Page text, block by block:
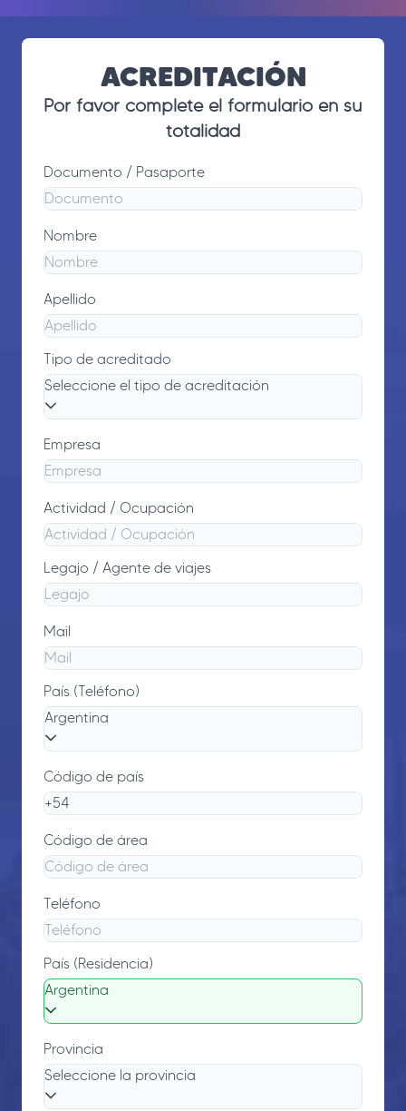
ACREDITACIÓN
Por favor complete el formulario en su
totalidad
Documento / Pasaporte
Nombre
Apellido
Tipo de acreditado
Seleccione el tipo de acreditación
Empresa
Actividad / Ocupación
Legajo / Agente de viajes
Mail
País (Teléfono)
Argentina
Código de país
Código de área
Teléfono
País (Residencia)
Argentina
Provincia
Seleccione la provincia